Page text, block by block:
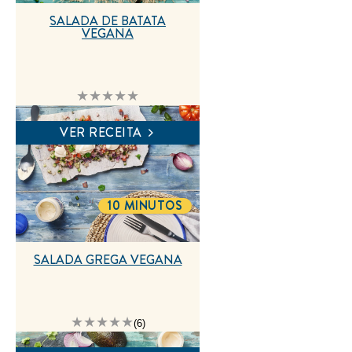
Nenhuma
avaliação
enviada
para
este
recipe
SALADA DE BATATA
VEGANA
VER RECEITA
classificação
média
deste
(6)
SALADA GREGA VEGANA
TOTALTIME
10 MINUTOS